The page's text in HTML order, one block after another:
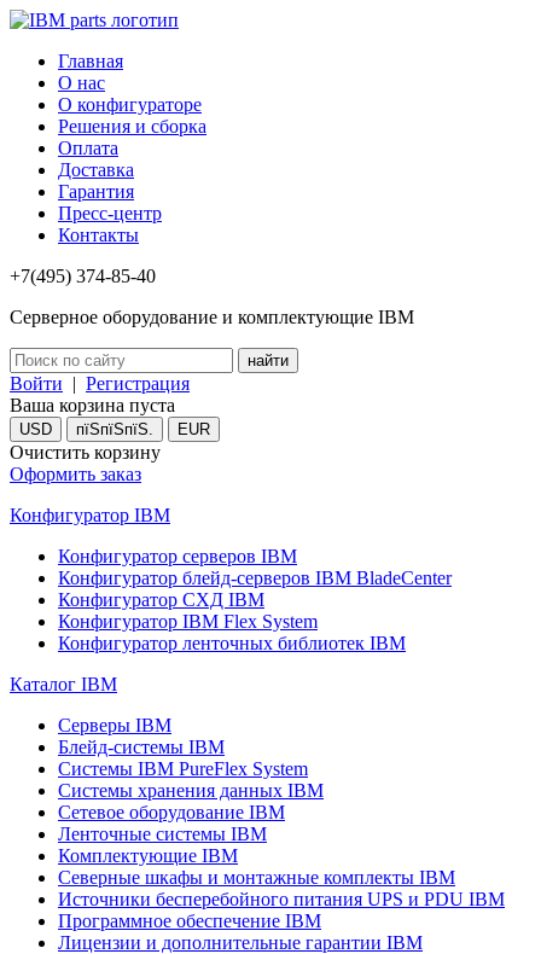
Главная
О нас
О конфигураторе
Решения и сборка
Оплата
Доставка
Гарантия
Пресс-центр
Контакты
+7(495) 374-85-40
Серверное оборудование и комплектующие IBM
Войти | Регистрация
Ваша корзина пуста
USD пїЅпїЅпїЅ. EUR
Очистить корзину
Оформить заказ
Конфигуратор IBM
Конфигуратор серверов IBM
Конфигуратор блейд-серверов IBM BladeCenter
Конфигуратор СХД IBM
Конфигуратор IBM Flex System
Конфигуратор ленточных библиотек IBM
Каталог IBM
Серверы IBM
Блейд-системы IBM
Системы IBM PureFlex System
Системы хранения данных IBM
Сетевое оборудование IBM
Ленточные системы IBM
Комплектующие IBM
Северные шкафы и монтажные комплекты IBM
Источники бесперебойного питания UPS и PDU IBM
Программное обеспечение IBM
Лицензии и дополнительные гарантии IBM